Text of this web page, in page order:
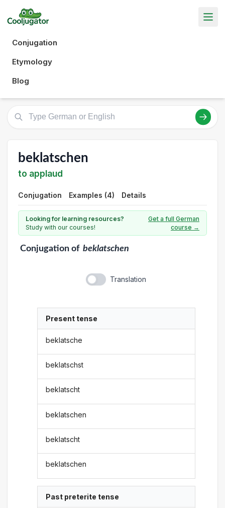
Conjugation
Etymology
Blog
beklatschen
to applaud
Conjugation Examples (4) Details
Looking for learning resources?
Study with our courses!
Get a full German
course →
Conjugationof beklatschen
Translation
Present tense
beklatsche
beklatschst
beklatscht
beklatschen
beklatscht
beklatschen
Past preterite tense